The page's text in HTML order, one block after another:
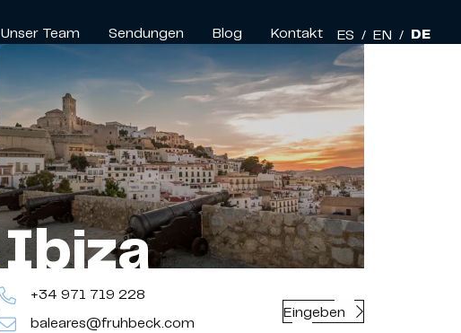
Unser Team Sendungen Blog Kontakt ES / EN / DE
Ibiza
+34 971 719 228
baleares@fruhbeck.com
Eingeben